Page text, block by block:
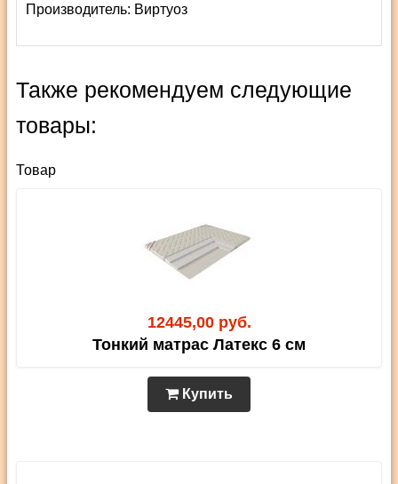
Производитель: Виртуоз
Также рекомендуем следующие
товары:
Товар
12445,00 руб.
Тонкий матрас Латекс 6 см
Купить